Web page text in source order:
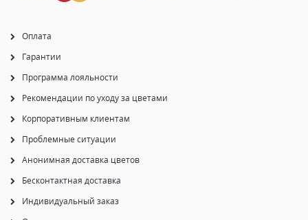
Оплата
Гарантии
Программа лояльности
Рекомендации по уходу за цветами
Корпоративным клиентам
Проблемные ситуации
Анонимная доставка цветов
Бесконтактная доставка
Индивидуальный заказ